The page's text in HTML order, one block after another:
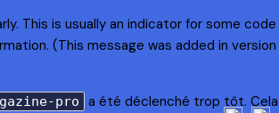
This is usually an indicator for some code
(This message was added in version
pro
a été déclenché trop tôt. Cela